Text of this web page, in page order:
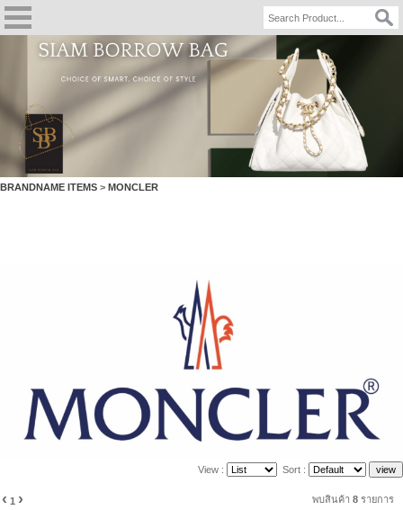
BRANDNAME ITEMS > MONCLER
View : Sort :
‹ 1 › พบสินค้า 8 รายการ